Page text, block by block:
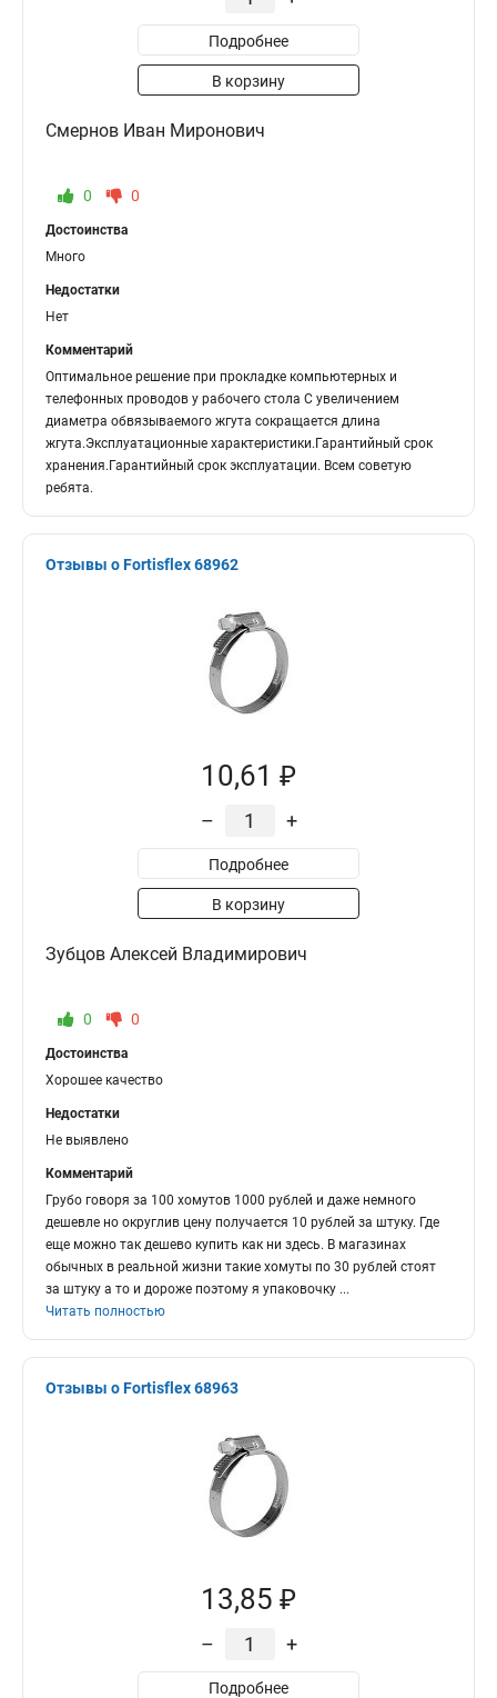
Подробнее
В корзину
Смернов Иван Миронович
0 0
Достоинства
Много
Недостатки
Нет
Комментарий
Оптимальное решение при прокладке компьютерных и
телефонных проводов у рабочего стола С увеличением
диаметра обвязываемого жгута сокращается длина
жгута.Эксплуатационные характеристики.Гарантийный срок
хранения.Гарантийный срок эксплуатации. Всем советую
ребята.
Отзывы о Fortisflex 68962
10,61 ₽
– +
Подробнее
В корзину
Зубцов Алексей Владимирович
0 0
Достоинства
Хорошее качество
Недостатки
Не выявлено
Комментарий
Грубо говоря за 100 хомутов 1000 рублей и даже немного
дешевле но округлив цену получается 10 рублей за штуку. Где
еще можно так дешево купить как ни здесь. В магазинах
обычных в реальной жизни такие хомуты по 30 рублей стоят
за штуку а то и дороже поэтому я упаковочку ...
Читать полностью
Отзывы о Fortisflex 68963
13,85 ₽
– +
Подробнее